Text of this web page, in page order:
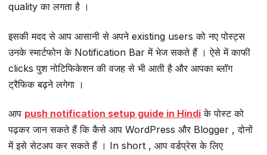
quality का लगता है ।
इसकी मदद से आप आसानी से अपने existing users को नए पोस्ट्स
उनके स्मार्टफोन के Notification Bar में भेज सकते हैं । ऐसे में काफी
clicks पुश नोटिफिकेशन की वजह से भी आती है और आपका ब्लॉग
ट्रैफिक बढ़ने लगेगा ।
आप push notification setup guide in Hindi के पोस्ट को
पढ़कर जान सकते हैं कि कैसे आप WordPress और Blogger , दोनों
में इसे सेटअप कर सकते हैं । In short , आप वर्डप्रेस के लिए